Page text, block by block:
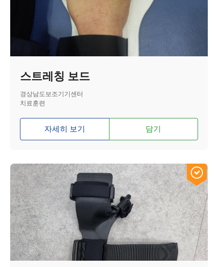
스트레칭 보드
경상남도보조기기센터
치료훈련
자세히 보기 담기